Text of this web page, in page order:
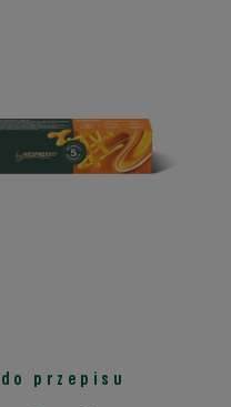
przepisu